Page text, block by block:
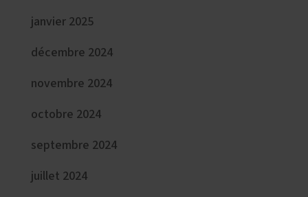
janvier 2025
décembre 2024
novembre 2024
octobre 2024
septembre 2024
juillet 2024